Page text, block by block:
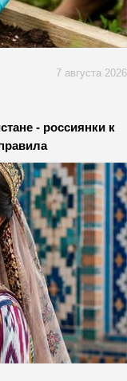
7 августа 2026
- россиянки к